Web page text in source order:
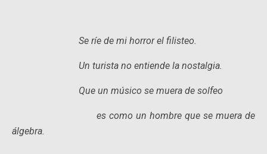
Se ríe de mi horror el filisteo.
Un turista no entiende la nostalgia.
Que un músico se muera de solfeo
es como un hombre que se muera de
álgebra.